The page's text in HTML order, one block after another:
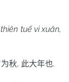
tuế vi xuân,
秋, 此大年也.